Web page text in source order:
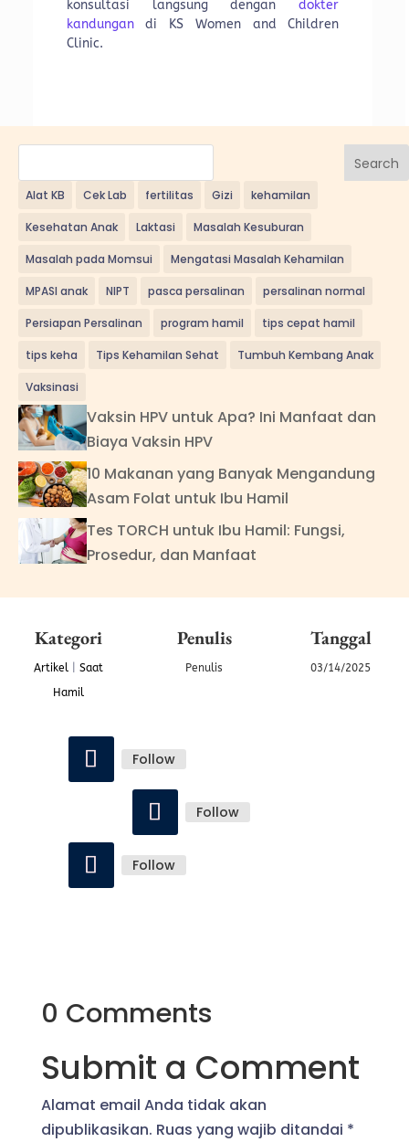
konsultasi langsung dengandokter
kandungandi KS Women and Children
Clinic.
Search
Alat KB Cek Lab fertilitas Gizi kehamilan
Kesehatan Anak Laktasi Masalah Kesuburan
Masalah pada Momsui Mengatasi Masalah Kehamilan
MPASI anak NIPT pasca persalinan persalinan normal
Persiapan Persalinan program hamil tips cepat hamil
tips keha Tips Kehamilan Sehat Tumbuh Kembang Anak
Vaksinasi
Vaksin HPV untuk Apa? Ini Manfaat dan
Biaya Vaksin HPV
10 Makanan yang Banyak Mengandung
Asam Folat untuk Ibu Hamil
Tes TORCH untuk Ibu Hamil: Fungsi,
Prosedur, dan Manfaat
Kategori
Artikel| Saat
Hamil
Penulis
Penulis
Tanggal
03/14/2025
Follow
Follow
Follow
0 Comments
Submit a Comment
Alamat email Anda tidak akan
dipublikasikan. Ruas yang wajib ditandai *